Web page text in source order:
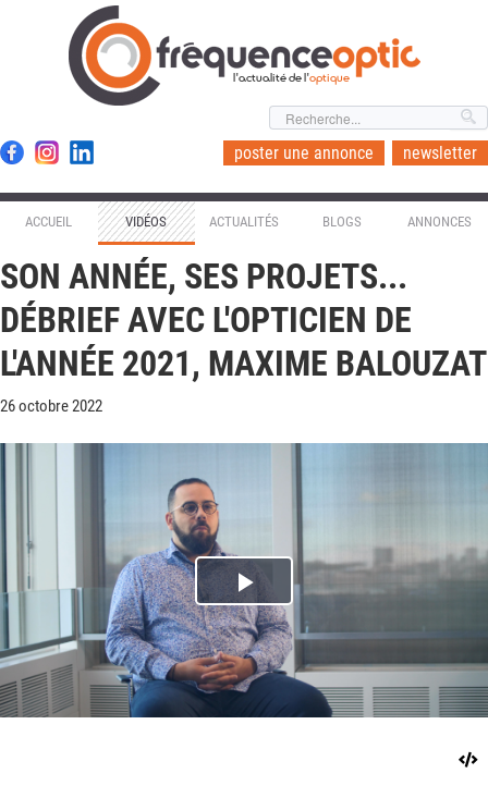
l'actualité de l'optique
poster une annonce newsletter
ACCUEIL VIDÉOS ACTUALITÉS BLOGS ANNONCES
SON ANNÉE, SES PROJETS...
DÉBRIEF AVEC L'OPTICIEN DE
L'ANNÉE 2021, MAXIME BALOUZAT
26 octobre 2022
Play
Video